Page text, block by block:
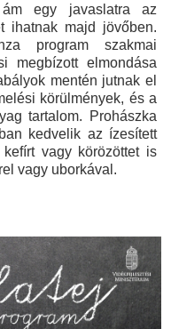
egy javaslatra az
ihatnak majd jövőben.
program szakmai
megbízott elmondása
mentén jutnak el
körülmények, és a
tartalom. Prohászka
kedvelik az ízesített
vagy körözöttet is
vagy uborkával.